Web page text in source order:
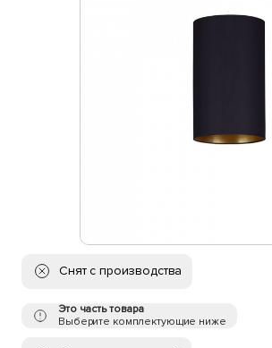
Снят с производства
Это часть товара
Выберите комплектующие ниже